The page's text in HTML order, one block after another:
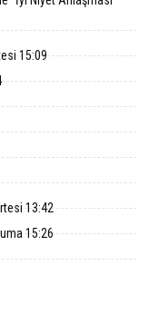
yürütülecek FEED
analizleri kapsıyor.
15:09
13:42
15:26